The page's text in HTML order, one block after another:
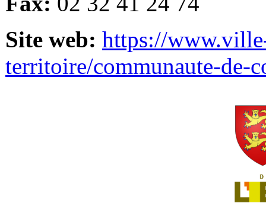
Site web: https://
territoire/communaute-de-